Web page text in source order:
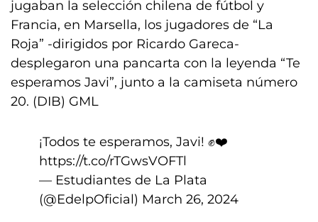
jugaban la selección chilena de fútbol y
Francia, en Marsella, los jugadores de “La
Roja” -dirigidos por Ricardo Gareca-
desplegaron una pancarta con la leyenda “Te
esperamos Javi”, junto a la camiseta número
20. (DIB) GML
¡Todos te esperamos, Javi! ✊❤️
https://t.co/rTGwsVOFTl
— Estudiantes de La Plata
(@EdelpOficial) March 26, 2024